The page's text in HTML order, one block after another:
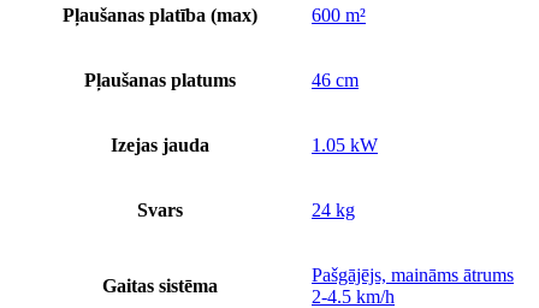
Pļaušanas platība (max) 600 m²
Pļaušanas platums 46 cm
Izejas jauda 1.05 kW
Svars 24 kg
Gaitas sistēma
Pašgājējs, maināms ātrums
2-4.5 km/h